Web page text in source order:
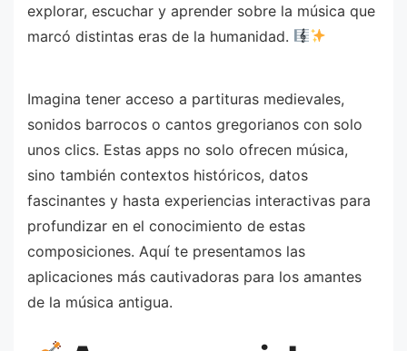
explorar, escuchar y aprender sobre la música que
marcó distintas eras de la humanidad.
Imagina tener acceso a partituras medievales,
sonidos barrocos o cantos gregorianos con solo
unos clics. Estas apps no solo ofrecen música,
sino también contextos históricos, datos
fascinantes y hasta experiencias interactivas para
profundizar en el conocimiento de estas
composiciones. Aquí te presentamos las
aplicaciones más cautivadoras para los amantes
de la música antigua.